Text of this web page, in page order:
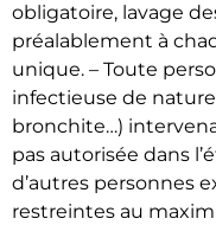
obligatoire, lavage
préalablement à
unique. – Toute
infectieuse de
bronchite…)
pas autorisée dans
d’autres personnes
restreintes au